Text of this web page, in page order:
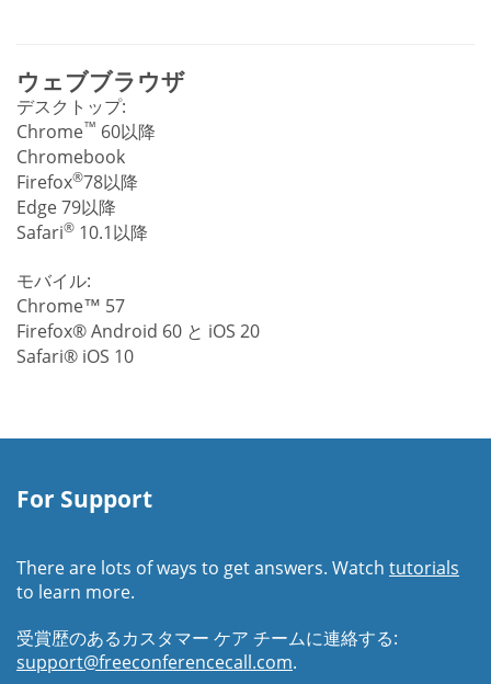
ウェブブラウザ
デスクトップ:
Chrome™ 60以降
Chromebook
Firefox®78以降
Edge 79以降
Safari® 10.1以降
モバイル:
Chrome™ 57
Firefox® Android 60 と iOS 20
Safari® iOS 10
For Support
There are lots of ways to get answers. Watch tutorials
to learn more.
受賞歴のあるカスタマー ケア チームに連絡する:
support@freeconferencecall.com.